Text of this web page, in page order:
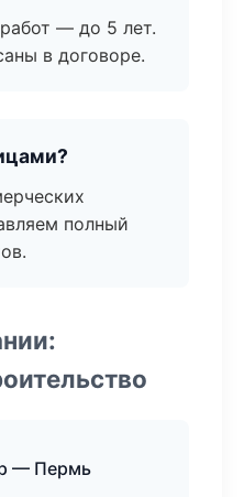
— до 5 лет.
в договоре.
полный
— Пермь